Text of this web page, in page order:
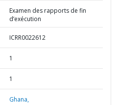
Examen des rapports de fin
d’exécution
ICRR0022612
1
1
Ghana,